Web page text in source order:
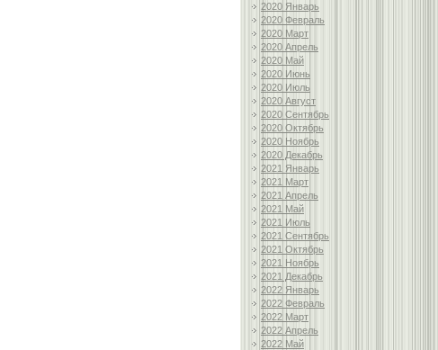
2020 Январь
2020 Февраль
2020 Март
2020 Апрель
2020 Май
2020 Июнь
2020 Июль
2020 Август
2020 Сентябрь
2020 Октябрь
2020 Ноябрь
2020 Декабрь
2021 Январь
2021 Март
2021 Апрель
2021 Май
2021 Июль
2021 Сентябрь
2021 Октябрь
2021 Ноябрь
2021 Декабрь
2022 Январь
2022 Февраль
2022 Март
2022 Апрель
2022 Май